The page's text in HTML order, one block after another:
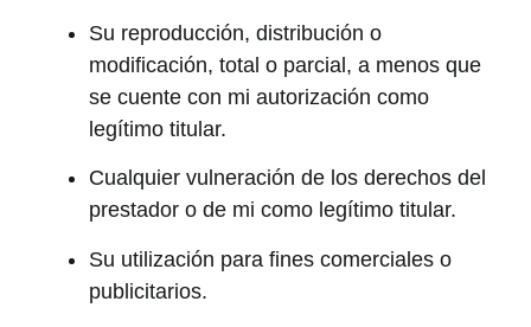
Su reproducción, distribución o
modificación, total o parcial, a menos que
se cuente con mi autorización como
legítimo titular.
Cualquier vulneración de los derechos del
prestador o de mi como legítimo titular.
Su utilización para fines comerciales o
publicitarios.